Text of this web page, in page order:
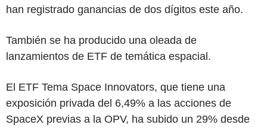
han registrado ganancias de dos dígitos este año.
También se ha producido una oleada de
lanzamientos de ETF de temática espacial.
El ETF Tema Space Innovators, que tiene una
exposición privada del 6,49% a las acciones de
SpaceX previas a la OPV, ha subido un 29% desde